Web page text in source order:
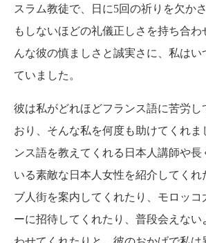
スラム教徒で、日に5回の祈りを欠か
もしないほどの礼儀正しさを持ち合わ
んな彼の慎ましさと誠実さに、私はい
ていました。
彼は私がどれほどフランス語に苦労し
おり、そんな私を何度も助けてくれま
ンス語を教えてくれる日本人講師や長
いる素敵な日本人女性を紹介してくれ
ブ人街を案内してくれたり、モロッコ
ーに招待してくれたり、普段会えない